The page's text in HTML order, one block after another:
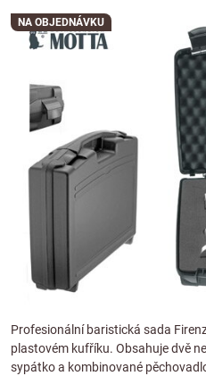
NA OBJEDNÁVKU
Profesionální baristická sada
plastovém kufříku. Obsahuje dvě
sypátko a kombinované